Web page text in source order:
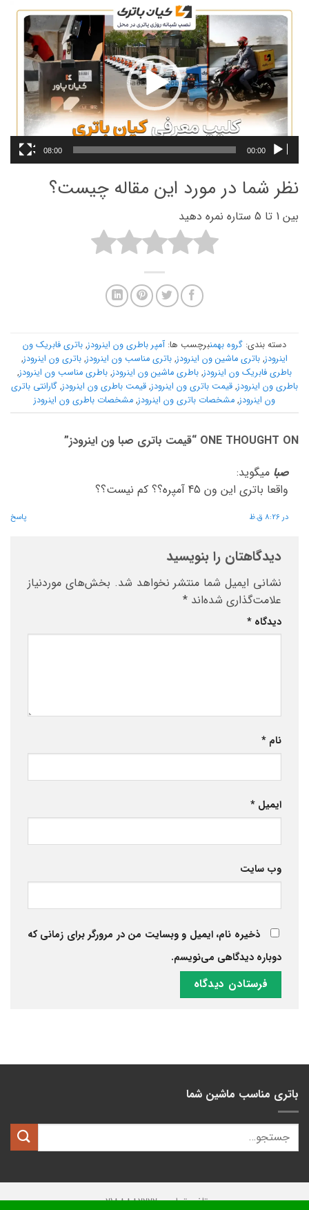
نمایشگر
ویدیو
00:00
08:00
نظر شما در مورد این مقاله چیست؟
بین 1 تا 5 ستاره نمره دهید
دسته بندی: گروه بهمنبرچسب ها:آمپر باطری ون اینرودز, باتری فابریک ون
اینرودز, باتری ماشین ون اینرودز, باتری مناسب ون اینرودز, باتری ون اینرودز,
باطری فابریک ون اینرودز, باطری ماشین ون اینرودز, باطری مناسب ون اینرودز,
باطری ون اینرودز, قیمت باتری ون اینرودز, قیمت باطری ون اینرودز, گارانتی باتری
ون اینرودز, مشخصات باتری ون اینرودز, مشخصات باطری ون اینرودز
ONE THOUGHT ON “ قیمت باتری صبا ون اینرودز”
صبا میگوید:
واقعا باتری این ون 45 آمپره؟؟ کم نیست؟؟
در 8:26 ق.ظ پاسخ
دیدگاهتان را بنویسید
نشانی ایمیل شما منتشر نخواهد شد. بخش‌های موردنیاز
علامت‌گذاری شده‌اند *
دیدگاه *
نام *
ایمیل *
وب‌ سایت
ذخیره نام، ایمیل و وبسایت من در مرورگر برای زمانی که
دوباره دیدگاهی می‌نویسم.
باتری مناسب ماشین شما
تلفن تماس: 02188882222